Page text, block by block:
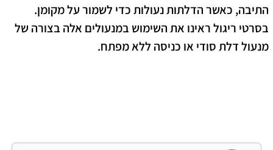
התיבה, כאשר הדלתות נעולות כדי לשמור על מקומן.
בסרטי ריגול ראינו את השימוש במנעולים אלה בצורה של
מנעול דלת סודי או כניסה ללא מפתח.